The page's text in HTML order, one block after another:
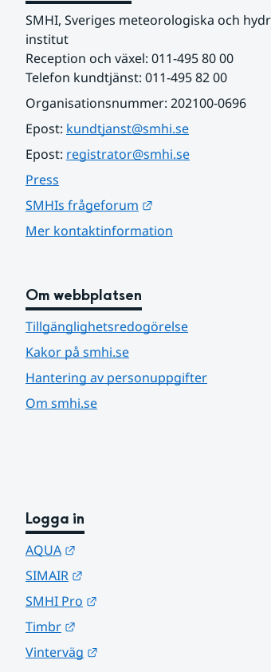
SMHI, Sveriges meteorologiska och
institut
Reception och växel: 011-495 80 00
Telefon kundtjänst: 011-495 82 00
Organisationsnummer: 202100-0696
Epost: kundtjanst@smhi.se
Epost: registrator@smhi.se
Press
SMHIs frågeforum
Mer kontaktinformation
Om webbplatsen
Tillgänglighetsredogörelse
Kakor på smhi.se
Hantering av personuppgifter
Om smhi.se
Logga in
AQUA
SIMAIR
SMHI Pro
Timbr
Vinterväg